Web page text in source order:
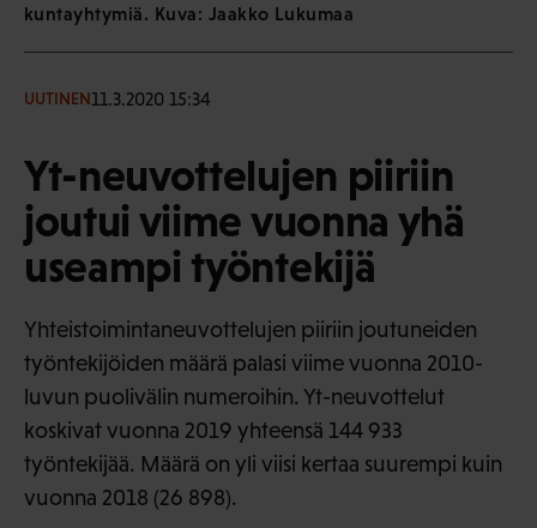
kuntayhtymiä. Kuva: Jaakko Lukumaa
UUTINEN11.3.2020 15:34
Yt-neuvottelujen piiriin
joutui viime vuonna yhä
useampi työntekijä
Yhteistoimintaneuvottelujen piiriin joutuneiden
työntekijöiden määrä palasi viime vuonna 2010-
luvun puolivälin numeroihin. Yt-neuvottelut
koskivat vuonna 2019 yhteensä 144 933
työntekijää. Määrä on yli viisi kertaa suurempi kuin
vuonna 2018 (26 898).